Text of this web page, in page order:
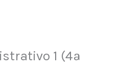
1 (4ª